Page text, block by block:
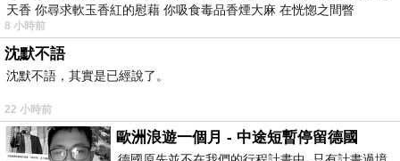
商品特色
．選用日本進口AGC玻璃材質，採用HARVES納米技術，防禦性能極佳
天香 你尋求軟玉香紅的慰藉 你吸食毒品香煙大麻 在恍惚之間瞥
8 小時前
沈默不語
沈默不語，其實是已經說了。
22 小時前
歐洲浪遊一個月 - 中途短暫停留德國